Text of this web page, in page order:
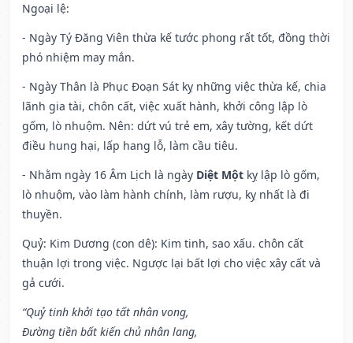
Ngoại lệ:
- Ngày Tý Đăng Viên thừa kế tước phong rất tốt, đồng thời
phó nhiệm may mắn.
- Ngày Thân là Phục Đoạn Sát kỵ những việc thừa kế, chia
lãnh gia tài, chôn cất, việc xuất hành, khởi công lập lò
gốm, lò nhuộm. Nên: dứt vú trẻ em, xây tường, kết dứt
điều hung hại, lấp hang lỗ, làm cầu tiêu.
- Nhằm ngày 16 Âm Lịch là ngày Diệt Một kỵ lập lò gốm,
lò nhuộm, vào làm hành chính, làm rượu, kỵ nhất là đi
thuyền.
Quỷ: Kim Dương (con dê): Kim tinh, sao xấu. chôn cất
thuận lợi trong việc. Ngược lại bất lợi cho việc xây cất và
gả cưới.
“Quỷ tinh khởi tạo tất nhân vong,
Đường tiền bất kiến chủ nhân lang,